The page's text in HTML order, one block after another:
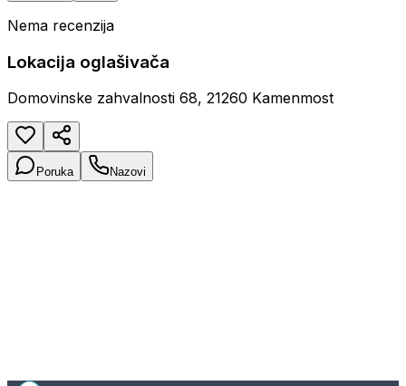
Nema recenzija
Lokacija oglašivača
Domovinske zahvalnosti 68, 21260 Kamenmost
Poruka Nazovi